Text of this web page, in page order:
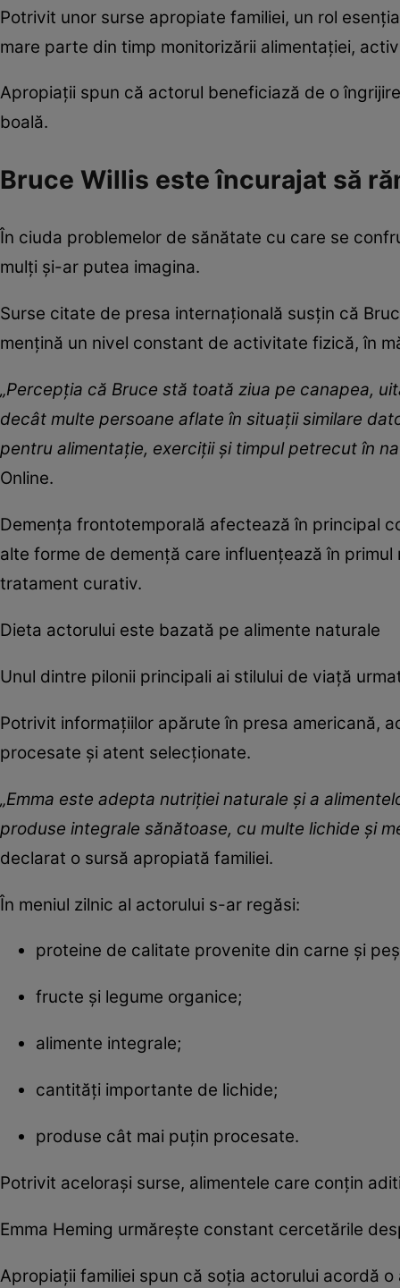
Potrivit unor surse apropiate familiei, un rol
mare parte din timp monitorizării alimentației,
Apropiații spun că actorul beneficiază de o
boală.
Bruce Willis este încurajat să
În ciuda problemelor de sănătate cu care se
mulți și-ar putea imagina.
Surse citate de presa internațională susțin că
mențină un nivel constant de activitate fizică, în
„Percepția că Bruce stă toată ziua pe canapea,
decât multe persoane aflate în situații similare
pentru alimentație, exerciții și timpul petrecut în
Online.
Demența frontotemporală afectează în principal
alte forme de demență care influențează în
tratament curativ.
Dieta actorului este bazată pe alimente naturale
Unul dintre pilonii principali ai stilului de viață
Potrivit informațiilor apărute în presa americană,
procesate și atent selecționate.
„Emma este adepta nutriției naturale și a
produse integrale sănătoase, cu multe lichide și
declarat o sursă apropiată familiei.
În meniul zilnic al actorului s-ar regăsi:
proteine de calitate provenite din carne și
fructe și legume organice;
alimente integrale;
cantități importante de lichide;
produse cât mai puțin procesate.
Potrivit acelorași surse, alimentele care conțin
Emma Heming urmărește constant cercetările
Apropiații familiei spun că soția actorului acordă